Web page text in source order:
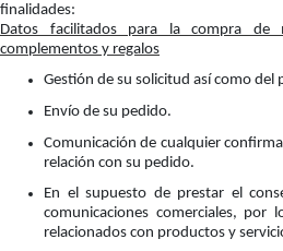
finalidades:
Datos facilitados para la compra de
complementos y regalos
Gestión de su solicitud así como del
Envío de su pedido.
Comunicación de cualquier
relación con su pedido.
En el supuesto de prestar el
comunicaciones comerciales, por
relacionados con productos y